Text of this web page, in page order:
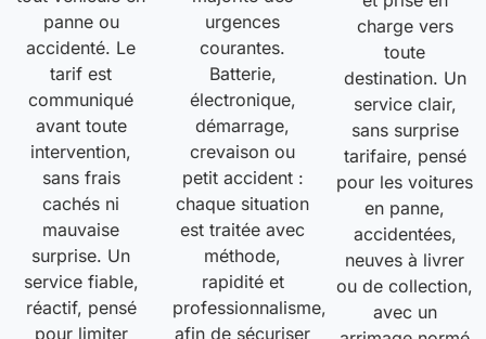
panne ou
accidenté. Le
tarif est
communiqué
avant toute
intervention,
sans frais
cachés ni
mauvaise
surprise. Un
service fiable,
réactif, pensé
pour limiter
urgences
courantes.
Batterie,
électronique,
démarrage,
crevaison ou
petit accident :
chaque situation
est traitée avec
méthode,
rapidité et
professionnalisme,
afin de sécuriser
charge vers
toute
destination. Un
service clair,
sans surprise
tarifaire, pensé
pour les voitures
en panne,
accidentées,
neuves à livrer
ou de collection,
avec un